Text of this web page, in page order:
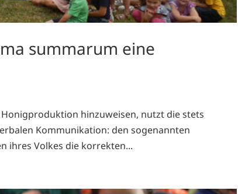
summarum eine
hinzuweisen, nutzt die stets
Kommunikation: den sogenannten
ihres Volkes die korrekten...